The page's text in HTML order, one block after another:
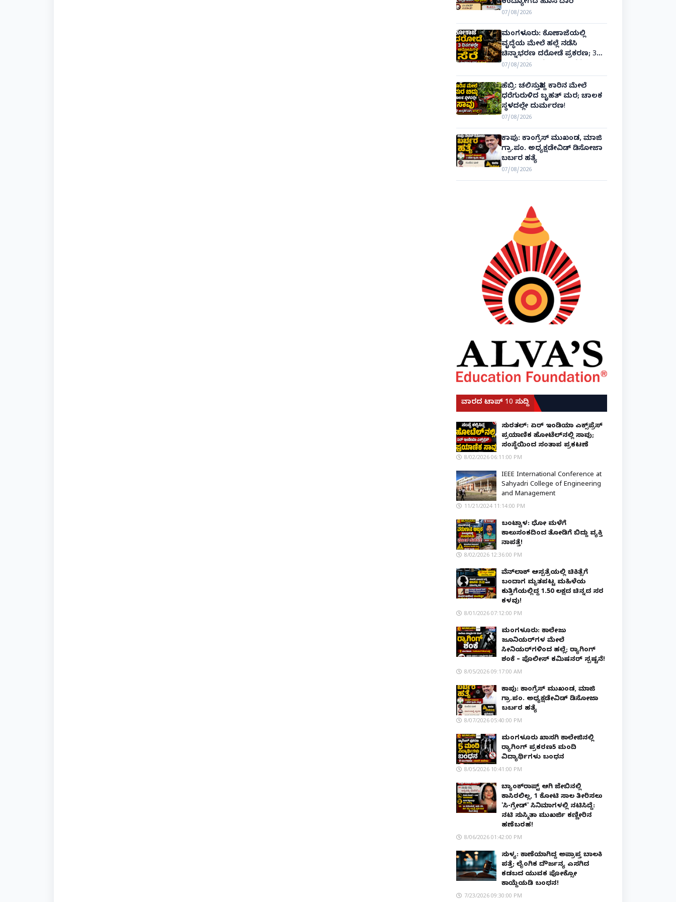
ಉದ್ಯೋಗದ ಹೊಸ ದಾರಿ
07/08/2026
ಮಂಗಳೂರು: ಕೊಣಾಜೆಯಲ್ಲಿ
ವೃದ್ಧೆಯ ಮೇಲೆ ಹಲ್ಲೆ ನಡೆಸಿ
ಚಿನ್ನಾಭರಣ ದರೋಡೆ ಪ್ರಕರಣ; 3
ದಿನಗಳಲ್ಲೇ ಆರೋಪಿಗಳ ಸೆರೆ!
07/08/2026
ಹೆಬ್ರಿ: ಚಲಿಸುತ್ತಿದ್ದ ಕಾರಿನ ಮೇಲೆ
ಧರೆಗುರುಳಿದ ಬೃಹತ್ ಮರ; ಚಾಲಕ
ಸ್ಥಳದಲ್ಲೇ ದುರ್ಮರಣ!
07/08/2026
ಕಾಪು: ಕಾಂಗ್ರೆಸ್ ಮುಖಂಡ, ಮಾಜಿ
ಗ್ರಾ.ಪಂ. ಅಧ್ಯಕ್ಷಡೇವಿಡ್ ಡಿಸೋಜಾ
ಬರ್ಬರ ಹತ್ಯೆ
07/08/2026
ವಾರದ ಟಾಪ್ 10 ಸುದ್ದಿ
ಸುರತ್ಕಲ್: ಏರ್ ಇಂಡಿಯಾ ಎಕ್ಸ್‌ಪ್ರೆಸ್
ಪ್ರಯಾಣಿಕ ಹೋಟೆಲ್‌ನಲ್ಲಿ ಸಾವು;
ಸಂಸ್ಥೆಯಿಂದ ಸಂತಾಪ ಪ್ರಕಟಣೆ
8/02/2026 06:11:00 PM
IEEE International Conference at
Sahyadri College of Engineering
and Management
11/21/2024 11:14:00 PM
ಬಂಟ್ವಾಳ: ಧೋ ಮಳೆಗೆ
ಕಾಲುಸಂಕದಿಂದ ತೋಡಿಗೆ ಬಿದ್ದು ವ್ಯಕ್ತಿ
ನಾಪತ್ತೆ!
8/02/2026 12:36:00 PM
ವೆನ್‌ಲಾಕ್ ಆಸ್ಪತ್ರೆಯಲ್ಲಿ ಚಿಕಿತ್ಸೆಗೆ
ಬಂದಾಗ ಮೃತಪಟ್ಟ ಮಹಿಳೆಯ
ಕುತ್ತಿಗೆಯಲ್ಲಿದ್ದ ₹1.50 ಲಕ್ಷದ ಚಿನ್ನದ ಸರ
ಕಳವು!
8/01/2026 07:12:00 PM
ಮಂಗಳೂರು: ಕಾಲೇಜು
ಜೂನಿಯರ್‌ಗಳ ಮೇಲೆ
ಸೀನಿಯರ್‌ಗಳಿಂದ ಹಲ್ಲೆ; ರ‌್ಯಾಗಿಂಗ್
ಶಂಕೆ – ಪೊಲೀಸ್ ಕಮಿಷನರ್ ಸ್ಪಷ್ಟನೆ!
8/05/2026 09:17:00 AM
ಕಾಪು: ಕಾಂಗ್ರೆಸ್ ಮುಖಂಡ, ಮಾಜಿ
ಗ್ರಾ.ಪಂ. ಅಧ್ಯಕ್ಷಡೇವಿಡ್ ಡಿಸೋಜಾ
ಬರ್ಬರ ಹತ್ಯೆ
8/07/2026 05:40:00 PM
ಮಂಗಳೂರು ಖಾಸಗಿ ಕಾಲೇಜಿನಲ್ಲಿ
ರ‌್ಯಾಗಿಂಗ್ ಪ್ರಕರಣ5 ಮಂದಿ
ವಿದ್ಯಾರ್ಥಿಗಳು ಬಂಧನ
8/05/2026 10:41:00 PM
ಬ್ಯಾಂಕ್‌ರಾಪ್ಟ್‌ ಆಗಿ ಜೇಬಿನಲ್ಲಿ
ಕಾಸಿರಲಿಲ್ಲ, ₹1 ಕೋಟಿ ಸಾಲ ತೀರಿಸಲು
'ಸಿ-ಗ್ರೇಡ್' ಸಿನಿಮಾಗಳಲ್ಲಿ ನಟಿಸಿದ್ದೆ:
ನಟಿ ಸುಸ್ಮಿತಾ ಮುಖರ್ಜಿ ಕಣ್ಣೀರಿನ
ಹಣೆಬರಹ!
8/06/2026 01:42:00 PM
ಸುಳ್ಯ: ಕಾಣೆಯಾಗಿದ್ದ ಅಪ್ರಾಪ್ತ ಬಾಲಕಿ
ಪತ್ತೆ; ಲೈಂಗಿಕ ದೌರ್ಜನ್ಯ ಎಸಗಿದ
ಕಡಬದ ಯುವಕ ಪೋಕ್ಸೋ
ಕಾಯ್ದೆಯಡಿ ಬಂಧನ!
7/23/2026 09:30:00 PM